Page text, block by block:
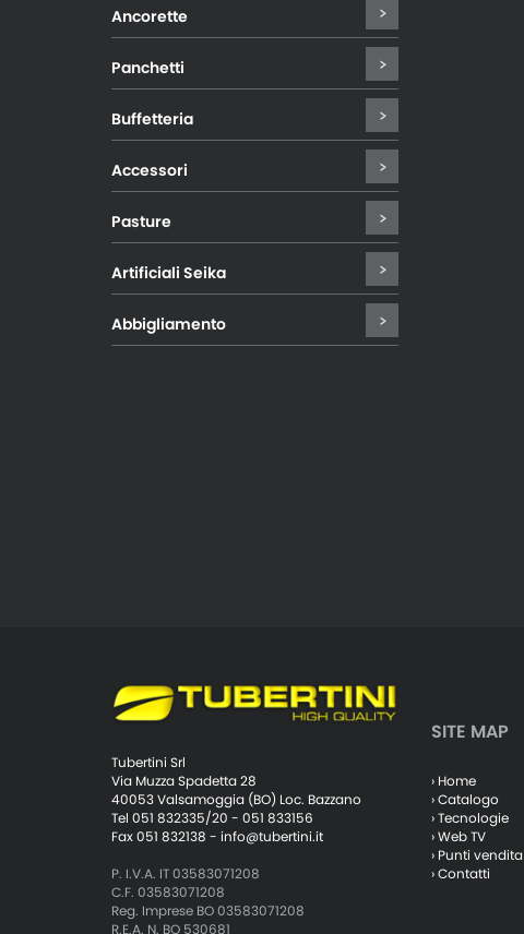
Ancorette
Panchetti
Buffetteria
Accessori
Pasture
Artificiali Seika
Abbigliamento
Tubertini Srl
Via Muzza Spadetta 28
40053 Valsamoggia (BO) Loc. Bazzano
Tel 051 832335/20 - 051 833156
Fax 051 832138 - info@tubertini.it
P. I.V.A. IT 03583071208
C.F. 03583071208
Reg. Imprese BO 03583071208
R.E.A. N. BO 530681
SITE MAP
› Home
› Catalogo
› Tecnologie
› Web TV
› Punti vendita
› Contatti